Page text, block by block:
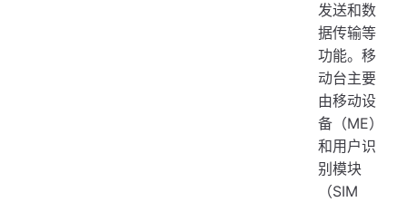
发送和数
据传输等
功能。移
动台主要
由移动设
备（ME）
和用户识
别模块
（SIM